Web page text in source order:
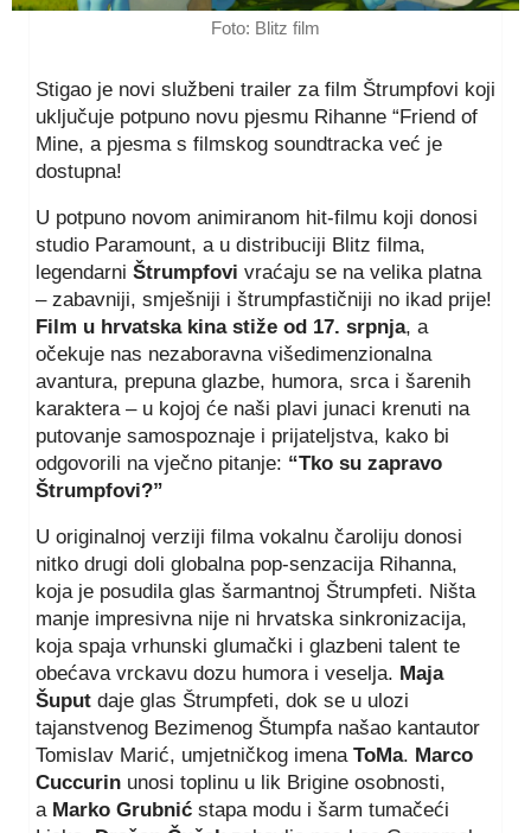
Foto: Blitz film
Stigao je novi službeni trailer za film Štrumpfovi koji
uključuje potpuno novu pjesmu Rihanne “Friend of
Mine, a pjesma s filmskog soundtracka već je
dostupna!
U potpuno novom animiranom hit-filmu koji donosi
studio Paramount, a u distribuciji Blitz filma,
legendarni Štrumpfovi vraćaju se na velika platna
– zabavniji, smješniji i štrumpfastičniji no ikad prije!
Film u hrvatska kina stiže od 17. srpnja, a
očekuje nas nezaboravna višedimenzionalna
avantura, prepuna glazbe, humora, srca i šarenih
karaktera – u kojoj će naši plavi junaci krenuti na
putovanje samospoznaje i prijateljstva, kako bi
odgovorili na vječno pitanje: “Tko su zapravo
Štrumpfovi?”
U originalnoj verziji filma vokalnu čaroliju donosi
nitko drugi doli globalna pop-senzacija Rihanna,
koja je posudila glas šarmantnoj Štrumpfeti. Ništa
manje impresivna nije ni hrvatska sinkronizacija,
koja spaja vrhunski glumački i glazbeni talent te
obećava vrckavu dozu humora i veselja. Maja
Šuput daje glas Štrumpfeti, dok se u ulozi
tajanstvenog Bezimenog Štumpfa našao kantautor
Tomislav Marić, umjetničkog imena ToMa. Marco
Cuccurin unosi toplinu u lik Brigine osobnosti,
a Marko Grubnić stapa modu i šarm tumačeći